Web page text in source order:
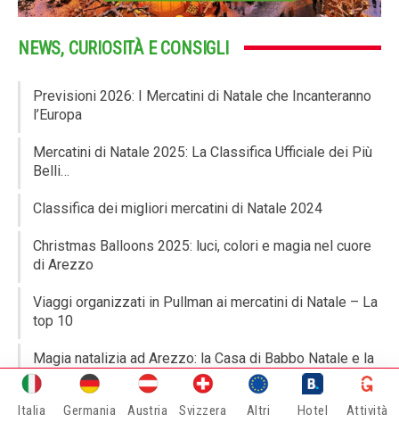
NEWS, CURIOSITÀ E CONSIGLI
Previsioni 2026: I Mercatini di Natale che Incanteranno
l’Europa
Mercatini di Natale 2025: La Classifica Ufficiale dei Più
Belli…
Classifica dei migliori mercatini di Natale 2024
Christmas Balloons 2025: luci, colori e magia nel cuore
di Arezzo
Viaggi organizzati in Pullman ai mercatini di Natale – La
top 10
Magia natalizia ad Arezzo: la Casa di Babbo Natale e la
Brick House…
LEGO Brick House in Piazza Grande: la magia dei
Italia Germania Austria Svizzera Altri Hotel Attività